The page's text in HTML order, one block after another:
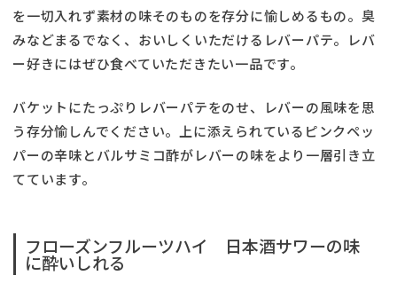
を一切入れず素材の味そのものを存分に愉しめるもの。臭
みなどまるでなく、おいしくいただけるレバーパテ。レバ
ー好きにはぜひ食べていただきたい一品です。
バケットにたっぷりレバーパテをのせ、レバーの風味を思
う存分愉しんでください。上に添えられているピンクペッ
パーの辛味とバルサミコ酢がレバーの味をより一層引き立
てています。
フローズンフルーツハイ 日本酒サワーの味
に酔いしれる